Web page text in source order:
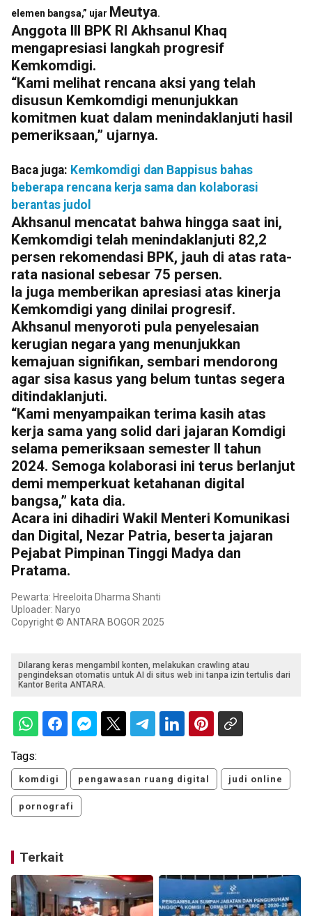
elemen bangsa,” ujar Meutya​​​​​​​.
Anggota III BPK RI Akhsanul Khaq
mengapresiasi langkah progresif
Kemkomdigi.
“Kami melihat rencana aksi yang telah
disusun Kemkomdigi menunjukkan
komitmen kuat dalam menindaklanjuti hasil
pemeriksaan,” ujarnya.
Baca juga: Kemkomdigi dan Bappisus bahas
beberapa rencana kerja sama dan kolaborasi
berantas judol
Akhsanul mencatat bahwa hingga saat ini,
Kemkomdigi telah menindaklanjuti 82,2
persen rekomendasi BPK, jauh di atas rata-
rata nasional sebesar 75 persen.
Ia juga memberikan apresiasi atas kinerja
Kemkomdigi yang dinilai progresif.
Akhsanul menyoroti pula penyelesaian
kerugian negara yang menunjukkan
kemajuan signifikan, sembari mendorong
agar sisa kasus yang belum tuntas segera
ditindaklanjuti.
“Kami menyampaikan terima kasih atas
kerja sama yang solid dari jajaran Komdigi
selama pemeriksaan semester II tahun
2024. Semoga kolaborasi ini terus berlanjut
demi memperkuat ketahanan digital
bangsa,” kata dia.
Acara ini dihadiri Wakil Menteri Komunikasi
dan Digital, Nezar Patria, beserta jajaran
Pejabat Pimpinan Tinggi Madya dan
Pratama.
Pewarta: Hreeloita Dharma Shanti
Uploader: Naryo
Copyright © ANTARA BOGOR 2025
Dilarang keras mengambil konten, melakukan crawling atau
pengindeksan otomatis untuk AI di situs web ini tanpa izin tertulis dari
Kantor Berita ANTARA.
Tags:
komdigi pengawasan ruang digital judi online
pornografi
Terkait